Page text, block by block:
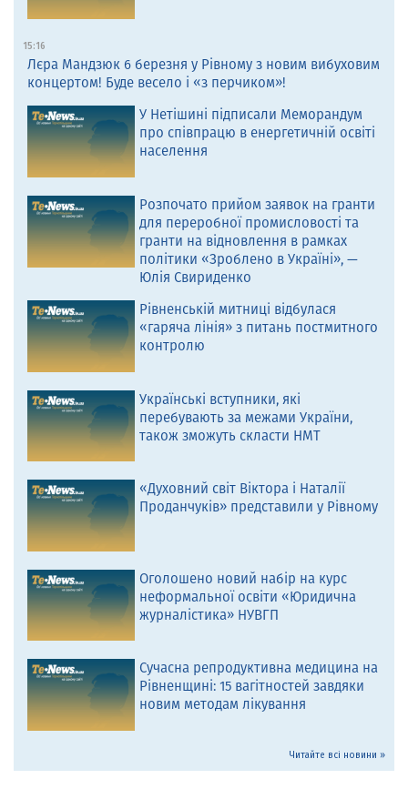
15:16
Лєра Мандзюк 6 березня у Рівному з новим вибуховим
концертом! Буде весело і «з перчиком»!
У Нетішині підписали Меморандум
про співпрацю в енергетичній освіті
населення
Розпочато прийом заявок на гранти
для переробної промисловості та
гранти на відновлення в рамках
політики «Зроблено в Україні», —
Юлія Свириденко
Рівненській митниці відбулася
«гаряча лінія» з питань постмитного
контролю
Українські вступники, які
перебувають за межами України,
також зможуть скласти НМТ
«Духовний світ Віктора і Наталії
Проданчуків» представили у Рівному
Оголошено новий набір на курс
неформальної освіти «Юридична
журналістика» НУВГП
Сучасна репродуктивна медицина на
Рівненщині: 15 вагітностей завдяки
новим методам лікування
Читайте всі новини »